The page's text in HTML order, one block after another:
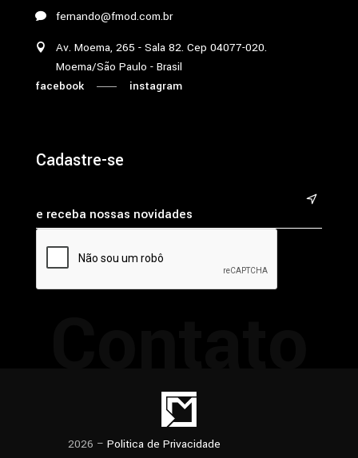
fernando@fmod.com.br
Av. Moema, 265 - Sala 82. Cep 04077-020.
Moema/São Paulo - Brasil
facebook
instagram
Cadastre-se
&
2026 – Politica de Privacidade